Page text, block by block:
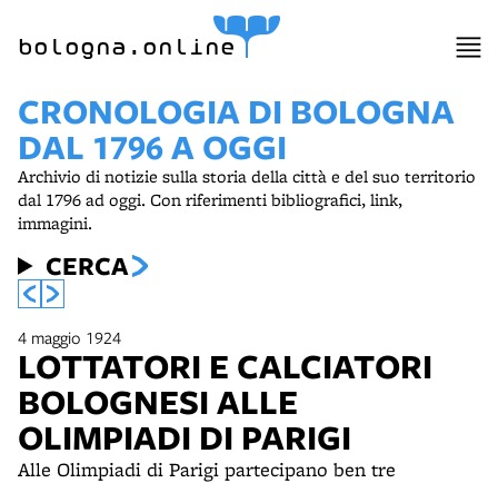
bologna.online
CRONOLOGIA DI BOLOGNA
DAL 1796 A OGGI
Archivio di notizie sulla storia della città e del suo territorio
dal 1796 ad oggi. Con riferimenti bibliografici, link,
immagini.
CERCA
4 maggio 1924
LOTTATORI E CALCIATORI
BOLOGNESI ALLE
OLIMPIADI DI PARIGI
Alle Olimpiadi di Parigi partecipano ben tre